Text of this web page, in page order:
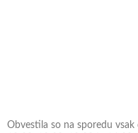
Obvestila so na sporedu